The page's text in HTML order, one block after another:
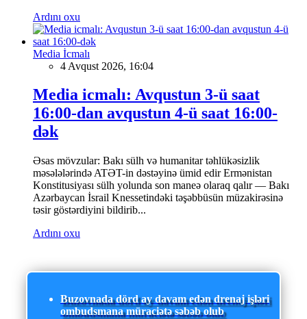
Ardını oxu
Media İcmalı
4 Avqust 2026, 16:04
Media icmalı: Avqustun 3-ü saat
16:00-dan avqustun 4-ü saat 16:00-
dək
Əsas mövzular: Bakı sülh və humanitar təhlükəsizlik
məsələlərində ATƏT-in dəstəyinə ümid edir Ermənistan
Konstitusiyası sülh yolunda son maneə olaraq qalır — Bakı
Azərbaycan İsrail Knessetindəki təşəbbüsün müzakirəsinə
təsir göstərdiyini bildirib...
Ardını oxu
Buzovnada dörd ay davam edən drenaj işləri
ombudsmana müraciətə səbəb olub